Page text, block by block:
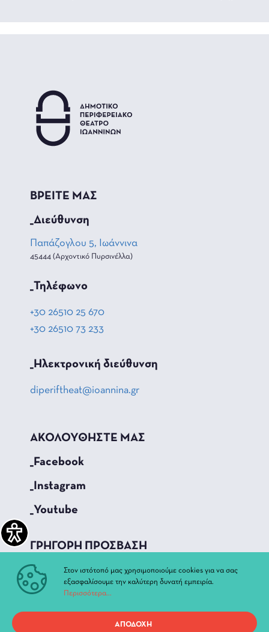
ΒΡΕΙΤΕ ΜΑΣ
_Διεύθυνση
Παπάζογλου 5, Ιωάννινα
45444 (Αρχοντικό Πυρσινέλλα)
_Τηλέφωνο
+30 26510 25 670
+30 26510 73 233
_Hλεκτρονική διεύθυνση
diperiftheat@ioannina.gr
ΑΚΟΛΟΥΘΗΣΤΕ ΜΑΣ
_Facebook
_Instagram
_Youtube
ΓΡΗΓΟΡΗ ΠΡΟΣΒΑΣΗ
Τρέχουσες Παραστάσεις
Αρχείο Παραστάσεων
Στον ιστότοπό μας χρησιμοποιούμε cookies για να σας
εξασφαλίσουμε την καλύτερη δυνατή εμπειρία.
Περισσότερα...
ΑΠΟΔΟΧΗ